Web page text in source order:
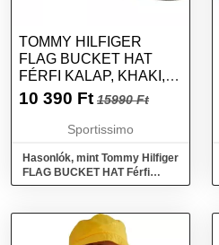
TOMMY HILFIGER
FLAG BUCKET HAT
FÉRFI KALAP, KHAKI,
MÉRET
10 390 Ft 15990 Ft
Sportissimo
Hasonlók, mint Tommy Hilfiger
FLAG BUCKET HAT Férfi
kalap, khaki, méret